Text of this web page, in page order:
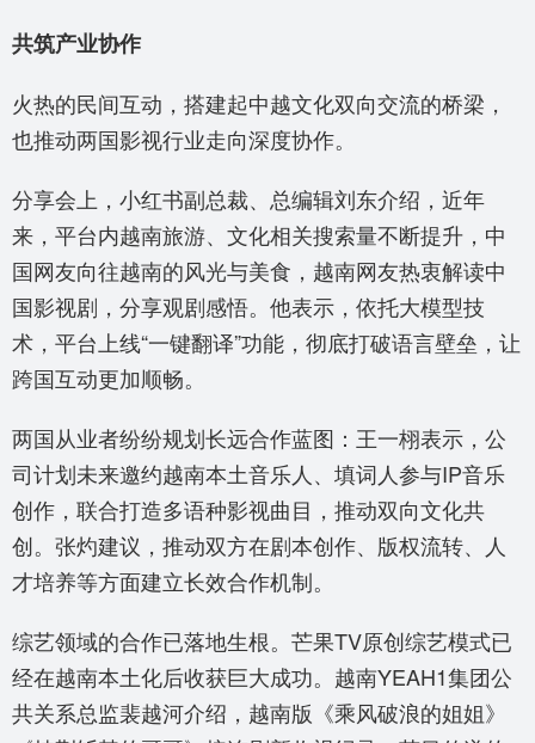
共筑产业协作
火热的民间互动，搭建起中越文化双向交流的桥梁，
也推动两国影视行业走向深度协作。
分享会上，小红书副总裁、总编辑刘东介绍，近年
来，平台内越南旅游、文化相关搜索量不断提升，中
国网友向往越南的风光与美食，越南网友热衷解读中
国影视剧，分享观剧感悟。他表示，依托大模型技
术，平台上线“一键翻译”功能，彻底打破语言壁垒，让
跨国互动更加顺畅。
两国从业者纷纷规划长远合作蓝图：王一栩表示，公
司计划未来邀约越南本土音乐人、填词人参与IP音乐
创作，联合打造多语种影视曲目，推动双向文化共
创。张灼建议，推动双方在剧本创作、版权流转、人
才培养等方面建立长效合作机制。
综艺领域的合作已落地生根。芒果TV原创综艺模式已
经在越南本土化后收获巨大成功。越南YEAH1集团公
共关系总监裴越河介绍，越南版《乘风破浪的姐姐》